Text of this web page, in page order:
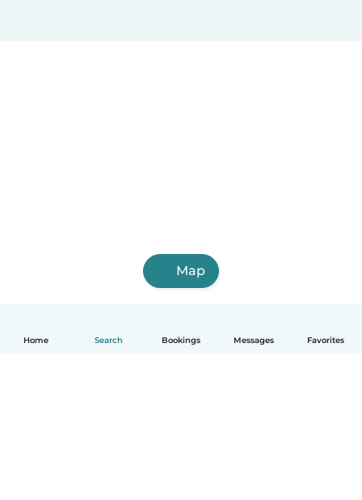
Home Search Bookings Messages Favorites
Map